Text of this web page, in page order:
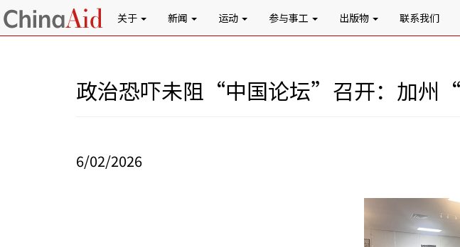
关于 新闻 运动 参与事工 出版物 联系我们
政治恐吓未阻“中国论坛”召开：加州
6/02/2026